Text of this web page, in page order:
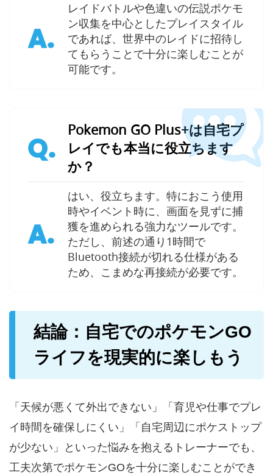
A.
レイドバトルや色違いの伝説ポケモ
ン収集を中心としたプレイスタイル
であれば、世界中のレイドに招待し
てもらうことで十分に楽しむことが
可能です。
Q.
Pokemon GO Plus+は自宅プ
レイでも本当に役立ちます
か？
A.
はい、役立ちます。特におこう使用
時やイベント時に、画面を見ずに捕
獲を進められる強力なツールです。
ただし、前述の通り1時間で
Bluetooth接続が切れる仕様がある
ため、こまめな再接続が必要です。
結論：自宅でのポケモンGO
ライフを現実的に楽しもう
「天候が悪くて外出できない」「育児や仕事でプレ
イ時間を確保しにくい」「自宅周辺にポケストップ
が少ない」といった悩みを抱えるトレーナーでも、
工夫次第でポケモンGOを十分に楽しむことができ